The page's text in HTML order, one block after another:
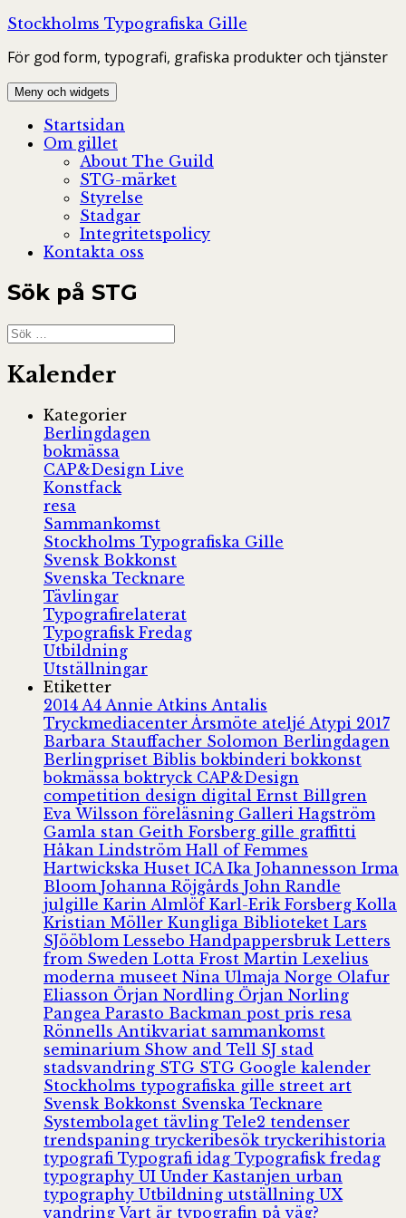
Hoppa
innehåll
Stockholms Typografiska Gille
För god form, typografi, grafiska produkter och tjänster
Meny och widgets
Startsidan
Om gillet
About The Guild
STG-märket
Styrelse
Stadgar
Integritetspolicy
Kontakta oss
Sök på STG
Sök
efter:
Kalender
Kategorier
Berlingdagen
bokmässa
CAP&Design Live
Konstfack
resa
Sammankomst
Stockholms Typografiska Gille
Svensk Bokkonst
Svenska Tecknare
Tävlingar
Typografirelaterat
Typografisk Fredag
Utbildning
Utställningar
Etiketter
2014 A4 Annie Atkins Antalis
Tryckmediacenter Årsmöte ateljé Atypi 2017
Barbara Stauffacher Solomon Berlingdagen
Berlingpriset Biblisbokbinderibokkonst
bokmässaboktryck CAP&Design
competition design digital Ernst Billgren
Eva Wilsson föreläsning Galleri Hagström
Gamla stan Geith Forsberg gille graffitti
Håkan Lindström Hall of Femmes
Hartwickska Huset ICA Ika Johannesson Irma
Bloom Johanna Röjgårds John Randle
julgille Karin Almlöf Karl-Erik Forsberg Kolla
Kristian Möller Kungliga Biblioteket Lars
SJööblom Lessebo Handpappersbruk Letters
from Sweden Lotta Frost Martin Lexelius
moderna museet Nina Ulmaja Norge Olafur
Eliasson Örjan Nordling Örjan Norling
Pangea Parasto Backman post pris resa
Rönnells Antikvariat sammankomst
seminarium Show and Tell SJ stad
stadsvandring STG STG Google kalender
Stockholms typografiska gille street art
Svensk Bokkonst Svenska Tecknare
Systembolaget tävling Tele2 tendenser
trendspaning tryckeribesök tryckerihistoria
typografi Typografi idag Typografisk fredag
typography UI Under Kastanjen urban
typography Utbildning utställning UX
vandring Vart är typografin på väg?